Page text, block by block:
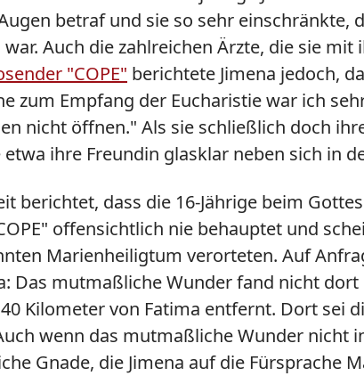
betraf und sie so sehr einschränkte,
Auch die zahlreichen Ärzte, die sie
"COPE" berichtete Jimena jedoch,
zum Empfang der Eucharistie war ich
nicht öffnen." Als sie schließlich doch
ihre Freundin glasklar neben sich in
berichtet, dass die 16-Jährige beim
offensichtlich nie behauptet und
Marienheiligtum verorteten. Auf
Das mutmaßliche Wunder fand nicht
Kilometer von Fatima entfernt. Dort sei
wenn das mutmaßliche Wunder
Gnade, die Jimena auf die Fürsprache